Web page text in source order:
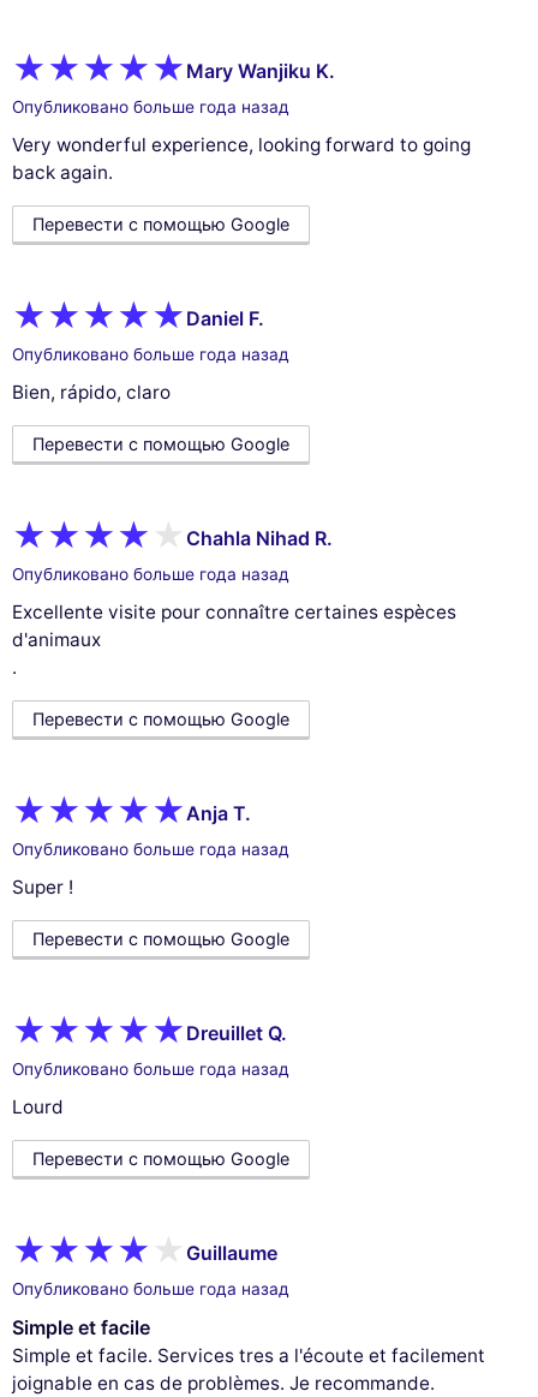
Mary Wanjiku K.
Опубликовано больше года назад
Very wonderful experience, looking forward to going
back again.
Перевести с помощью Google
Daniel F.
Опубликовано больше года назад
Bien, rápido, claro
Перевести с помощью Google
Chahla Nihad R.
Опубликовано больше года назад
Excellente visite pour connaître certaines espèces
d'animaux
.
Перевести с помощью Google
Anja T.
Опубликовано больше года назад
Super !
Перевести с помощью Google
Dreuillet Q.
Опубликовано больше года назад
Lourd
Перевести с помощью Google
Guillaume
Опубликовано больше года назад
Simple et facile
Simple et facile. Services tres a l'écoute et facilement
joignable en cas de problèmes. Je recommande.